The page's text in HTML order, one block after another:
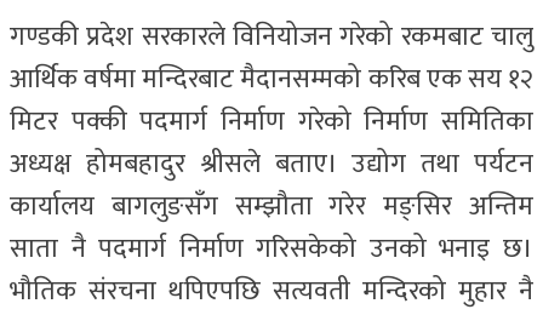
गण्डकी प्रदेश सरकारले विनियोजन गरेको रकमबाट चालु
आर्थिक वर्षमा मन्दिरबाट मैदानसम्मको करिब एक सय १२
मिटर पक्की पदमार्ग निर्माण गरेको निर्माण समितिका
अध्यक्ष होमबहादुर श्रीसले बताए। उद्योग तथा पर्यटन
कार्यालय बागलुङसँग सम्झौता गरेर मङ्सिर अन्तिम
साता नै पदमार्ग निर्माण गरिसकेको उनको भनाइ छ।
भौतिक संरचना थपिएपछि सत्यवती मन्दिरको मुहार नै